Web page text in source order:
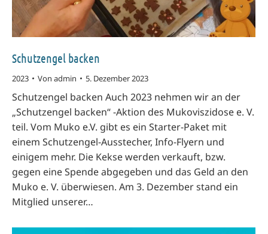
Schutzengel backen
2023 Von admin 5. Dezember 2023
Schutzengel backen Auch 2023 nehmen wir an der
„Schutzengel backen“ -Aktion des Mukoviszidose e. V.
teil. Vom Muko e.V. gibt es ein Starter-Paket mit
einem Schutzengel-Ausstecher, Info-Flyern und
einigem mehr. Die Kekse werden verkauft, bzw.
gegen eine Spende abgegeben und das Geld an den
Muko e. V. überwiesen. Am 3. Dezember stand ein
Mitglied unserer…